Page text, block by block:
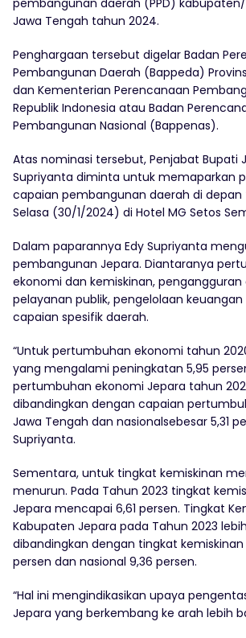
pembangunan daerah (PPD)
Jawa Tengah tahun 2024.
Penghargaan tersebut digelar Badan
Pembangunan Daerah (Bappeda)
dan Kementerian Perencanaan
Republik Indonesia atau Badan
Pembangunan Nasional (Bappenas).
Atas nominasi tersebut, Penjabat Bupati
Supriyanta diminta untuk memaparkan
capaian pembangunan daerah di depan
Selasa (30/1/2024) di Hotel MG Setos
Dalam paparannya Edy Supriyanta
pembangunan Jepara. Diantaranya
ekonomi dan kemiskinan, pengangguran
pelayanan publik, pengelolaan
capaian spesifik daerah.
“Untuk pertumbuhan ekonomi tahun
yang mengalami peningkatan 5,95
pertumbuhan ekonomi Jepara tahun
dibandingkan dengan capaian
Jawa Tengah dan nasionalsebesar 5,31
Supriyanta.
Sementara, untuk tingkat kemiskinan
menurun. Pada Tahun 2023 tingkat
Jepara mencapai 6,61 persen. Tingkat
Kabupaten Jepara pada Tahun 2023
dibandingkan dengan tingkat kemiskinan
persen dan nasional 9,36 persen.
“Hal ini mengindikasikan upaya
Jepara yang berkembang ke arah lebih